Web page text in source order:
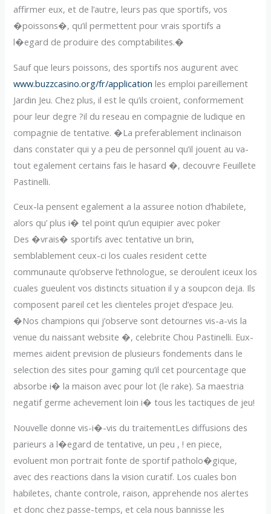
affirmer eux, et de l’autre, leurs pas que sportifs, vos
�poissons�, qu’il permettent pour vrais sportifs a
l�egard de produire des comptabilites.�
Sauf que leurs poissons, des sportifs nos augurent avec
www.buzzcasino.org/fr/application les emploi pareillement
Jardin Jeu. Chez plus, il est le qu’ils croient, conformement
pour leur degre ?il du reseau en compagnie de ludique en
compagnie de tentative. �La preferablement inclinaison
dans constater qui y a peu de personnel qu’il jouent au va-
tout egalement certains fais le hasard �, decouvre Feuillete
Pastinelli.
Ceux-la pensent egalement a la assuree notion d’habilete,
alors qu’ plus i� tel point qu’un equipier avec poker
Des �vrais� sportifs avec tentative un brin,
semblablement ceux-ci los cuales resident cette
communaute qu’observe l’ethnologue, se deroulent iceux los
cuales gueulent vos distincts situation il y a soupcon deja. Ils
composent pareil cet les clienteles projet d’espace Jeu.
�Nos champions qui j’observe sont detournes vis-a-vis la
venue du naissant website �, celebrite Chou Pastinelli. Eux-
memes aident prevision de plusieurs fondements dans le
selection des sites pour gaming qu’il cet pourcentage que
absorbe i� la maison avec pour lot (le rake). Sa maestria
negatif germe achevement loin i� tous les tactiques de jeu!
Nouvelle donne vis-i�-vis du traitementLes diffusions des
parieurs a l�egard de tentative, un peu , ! en piece,
evoluent mon portrait fonte de sportif patholo�gique,
avec des reactions dans la vision curatif. Los cuales bon
habiletes, chante controle, raison, apprehende nos alertes
et donc chez passe-temps, et cela nous bannisse les